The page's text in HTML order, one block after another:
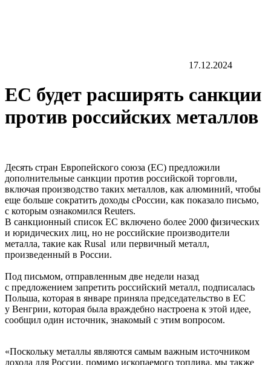
17.12.2024
ЕС будет расширять санкции
против российских металлов
Десять стран Европейского союза (ЕС) предложили
дополнительные санкции против российской торговли,
включая производство таких металлов, как алюминий, чтобы
еще больше сократить доходы сРоссии, как показало письмо,
с которым ознакомился Reuters.
В санкционный список ЕС включено более 2000 физических
и юридических лиц, но не российские производители
металла, такие как Rusal или первичный металл,
произведенный в России.
Под письмом, отправленным две недели назад
с предложением запретить российский металл, подписалась
Польша, которая в январе приняла председательство в ЕС
у Венгрии, которая была враждебно настроена к этой идее,
сообщил один источник, знакомый с этим вопросом.
«Поскольку металлы являются самым важным источником
дохода для России, помимо ископаемого топлива, мы также